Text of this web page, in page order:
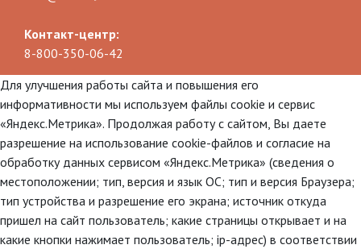
Контакт-центр:
8-800-350-06-42
Для улучшения работы сайта и повышения его
информативности мы используем файлы cookie и сервис
«Яндекс.Метрика». Продолжая работу с сайтом, Вы даете
разрешение на использование cookie-файлов и согласие на
обработку данных сервисом «Яндекс.Метрика» (сведения о
местоположении; тип, версия и язык ОС; тип и версия Браузера;
тип устройства и разрешение его экрана; источник откуда
пришел на сайт пользователь; какие страницы открывает и на
какие кнопки нажимает пользователь; ip-адрес) в соответствии